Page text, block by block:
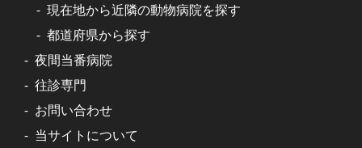
現在地から近隣の動物病院を探す
都道府県から探す
夜間当番病院
往診専門
お問い合わせ
当サイトについて